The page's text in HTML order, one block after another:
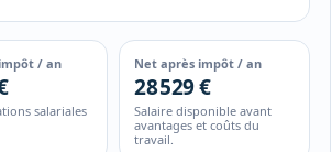
/ an
salariales
Net après impôt / an
28 529 €
Salaire disponible avant
avantages et coûts du
travail.